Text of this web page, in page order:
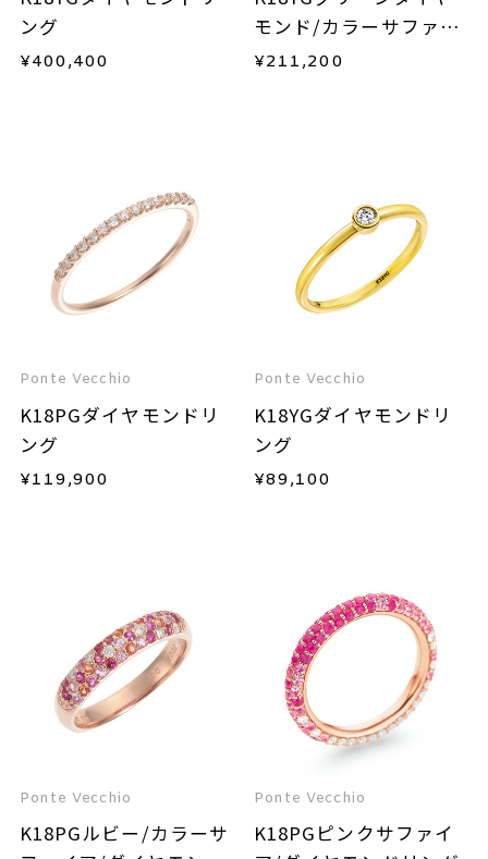
ング
¥400,400
モンド/カラーサファイ
ア/ダイヤモンドリング
¥211,200
Ponte Vecchio
K18PGダイヤモンドリ
ング
¥119,900
Ponte Vecchio
K18YGダイヤモンドリ
ング
¥89,100
Ponte Vecchio
K18PGルビー/カラーサ
Ponte Vecchio
K18PGピンクサファイ